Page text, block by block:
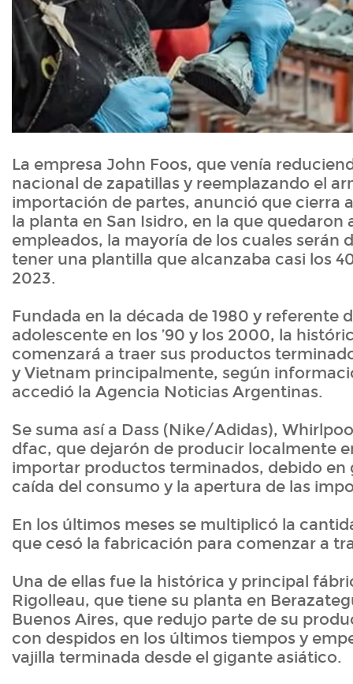
La empresa John Foos, que venía
nacional de zapatillas y reemplazando el
importación de partes, anunció que cierra
la planta en San Isidro, en la que quedaron
empleados, la mayoría de los cuales serán
tener una plantilla que alcanzaba casi los
2023.
Fundada en la década de 1980 y referente
adolescente en los ’90 y los 2000, la
comenzará a traer sus productos
y Vietnam principalmente, según
accedió la Agencia Noticias Argentinas.
Se suma así a Dass (Nike/Adidas),
dfac, que dejarón de producir localmente
importar productos terminados, debido en
caída del consumo y la apertura de las
En los últimos meses se multiplicó la
que cesó la fabricación para comenzar a
Una de ellas fue la histórica y principal
Rigolleau, que tiene su planta en
Buenos Aires, que redujo parte de su
con despidos en los últimos tiempos y
vajilla terminada desde el gigante asiático.